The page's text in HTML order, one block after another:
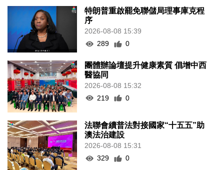
特朗普重啟罷免聯儲局理事庫克程
序
2026-08-08 15:39
289
0
團體辦論壇提升健康素質 倡增中西
醫協同
2026-08-08 15:32
219
0
法聯會續普法對接國家“十五五”助
澳法治建設
2026-08-08 15:31
329
0